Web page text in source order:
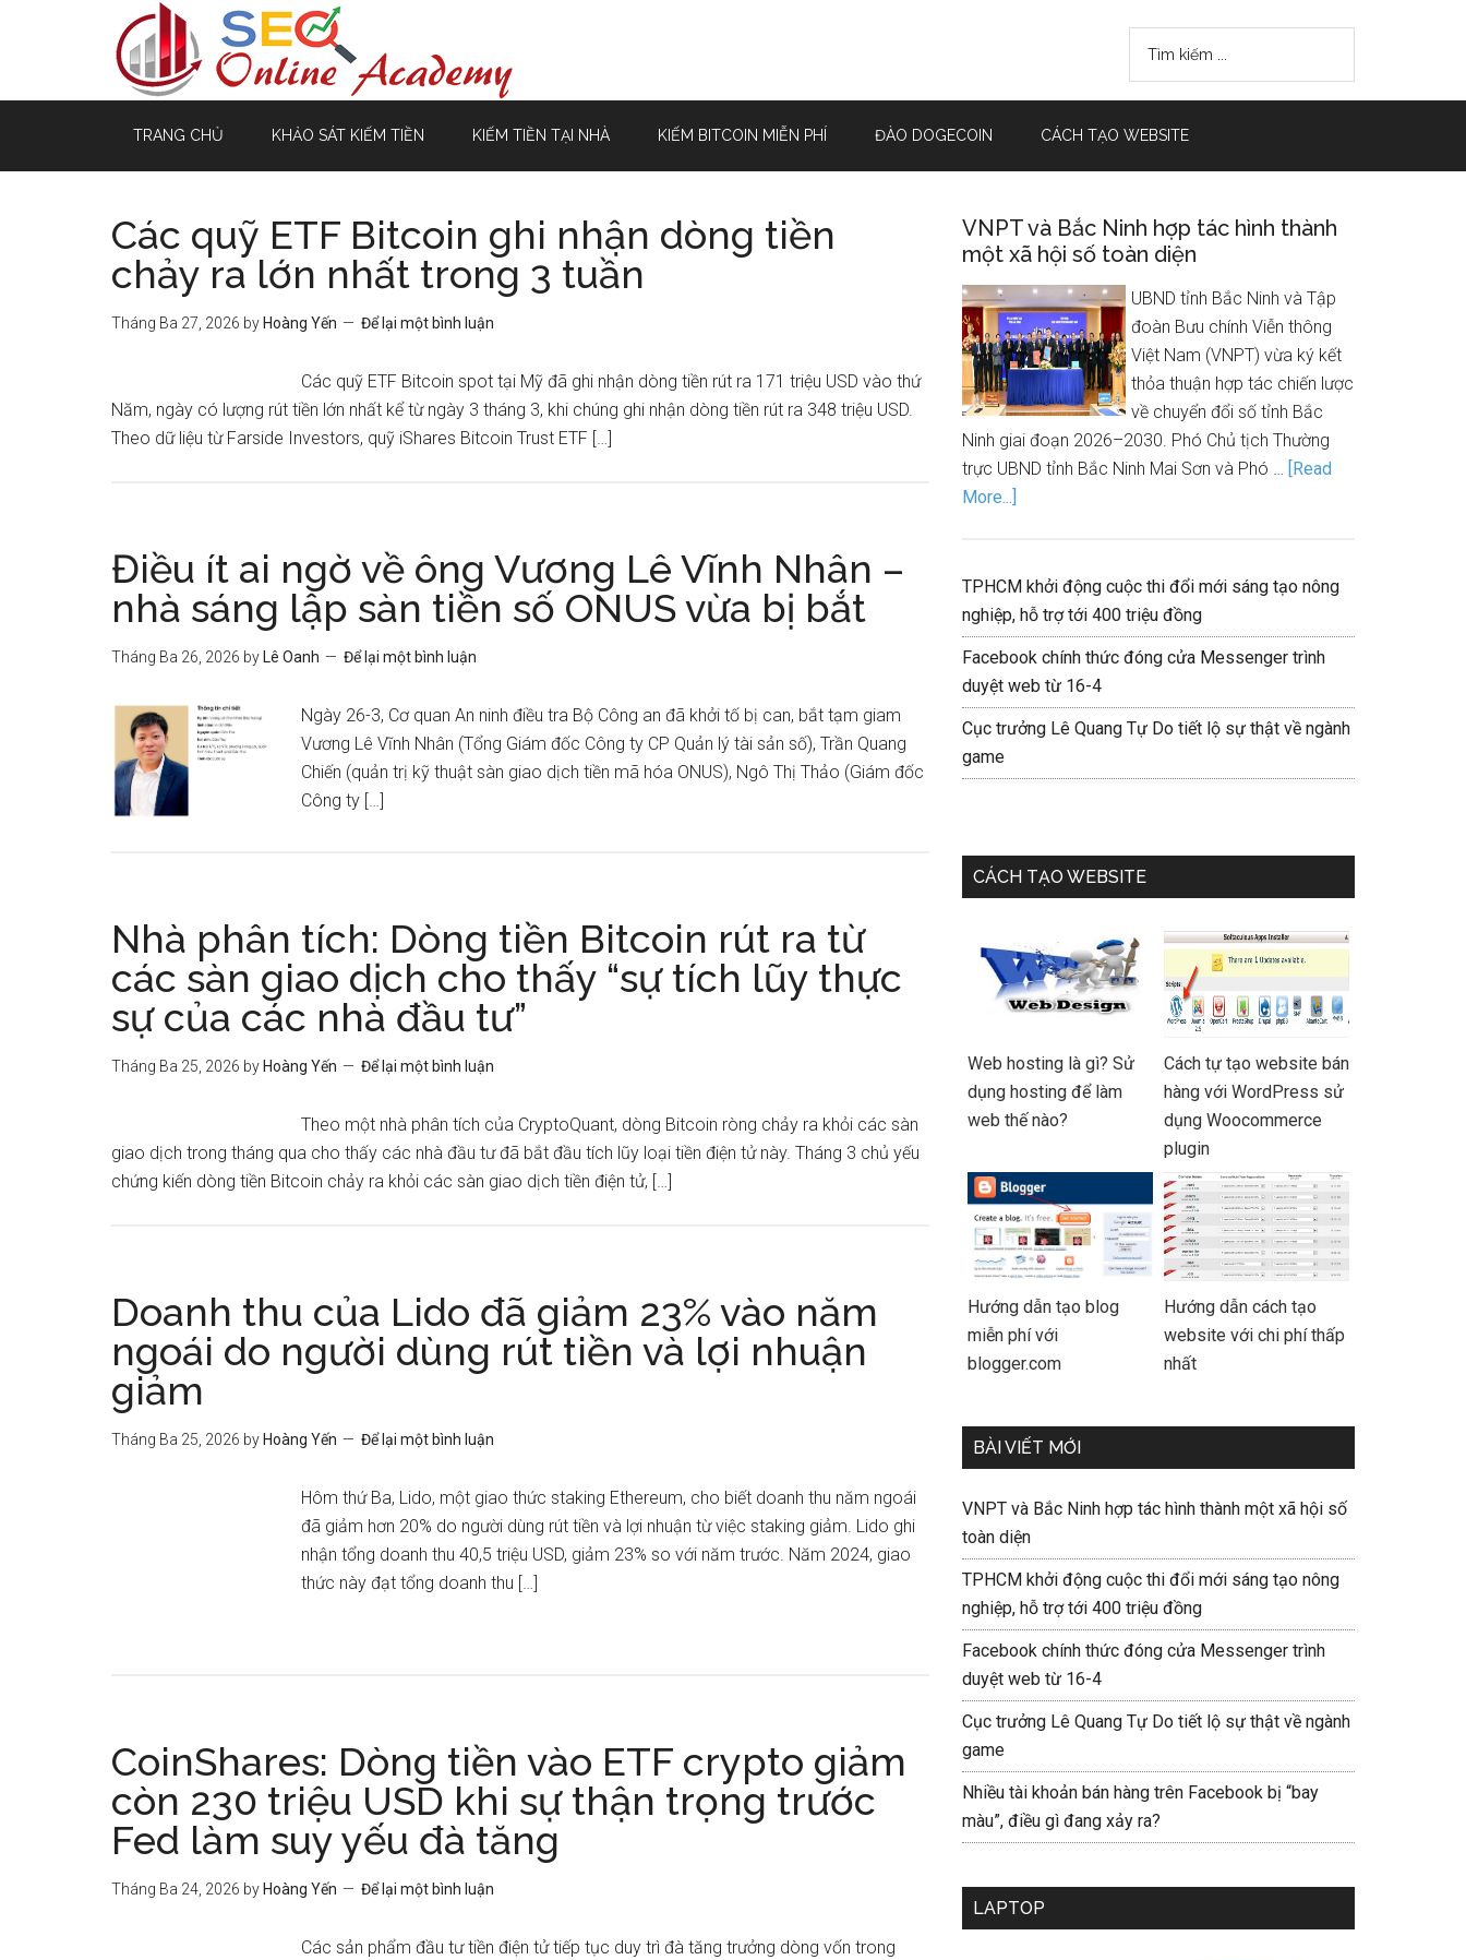
TRANG CHỦ KHẢO SÁT KIẾM TIỀN KIẾM TIỀN TẠI NHÀ KIẾM BITCOIN MIỄN PHÍ ĐÀO DOGECOIN CÁCH TẠO WEBSITE
Các quỹ ETF Bitcoin ghi nhận dòng tiền
chảy ra lớn nhất trong 3 tuần
Tháng Ba 27, 2026 by Hoàng Yến Để lại một bình luận
Các quỹ ETF Bitcoin spot tại Mỹ đã ghi nhận dòng tiền rút ra 171 triệu USD vào thứ
Năm, ngày có lượng rút tiền lớn nhất kể từ ngày 3 tháng 3, khi chúng ghi nhận dòng tiền rút ra 348 triệu USD.
Theo dữ liệu từ Farside Investors, quỹ iShares Bitcoin Trust ETF […]
Điều ít ai ngờ về ông Vương Lê Vĩnh Nhân –
nhà sáng lập sàn tiền số ONUS vừa bị bắt
Tháng Ba 26, 2026 by Lê Oanh Để lại một bình luận
Ngày 26-3, Cơ quan An ninh điều tra Bộ Công an đã khởi tố bị can, bắt tạm giam
Vương Lê Vĩnh Nhân (Tổng Giám đốc Công ty CP Quản lý tài sản số), Trần Quang
Chiến (quản trị kỹ thuật sàn giao dịch tiền mã hóa ONUS), Ngô Thị Thảo (Giám đốc
Công ty […]
Nhà phân tích: Dòng tiền Bitcoin rút ra từ
các sàn giao dịch cho thấy “sự tích lũy thực
sự của các nhà đầu tư”
Tháng Ba 25, 2026 by Hoàng Yến Để lại một bình luận
Theo một nhà phân tích của CryptoQuant, dòng Bitcoin ròng chảy ra khỏi các sàn
giao dịch trong tháng qua cho thấy các nhà đầu tư đã bắt đầu tích lũy loại tiền điện tử này. Tháng 3 chủ yếu
chứng kiến ​​dòng tiền Bitcoin chảy ra khỏi các sàn giao dịch tiền điện tử, […]
Doanh thu của Lido đã giảm 23% vào năm
ngoái do người dùng rút tiền và lợi nhuận
giảm
Tháng Ba 25, 2026 by Hoàng Yến Để lại một bình luận
Hôm thứ Ba, Lido, một giao thức staking Ethereum, cho biết doanh thu năm ngoái
đã giảm hơn 20% do người dùng rút tiền và lợi nhuận từ việc staking giảm. Lido ghi
nhận tổng doanh thu 40,5 triệu USD, giảm 23% so với năm trước. Năm 2024, giao
thức này đạt tổng doanh thu […]
CoinShares: Dòng tiền vào ETF crypto giảm
còn 230 triệu USD khi sự thận trọng trước
Fed làm suy yếu đà tăng
Tháng Ba 24, 2026 by Hoàng Yến Để lại một bình luận
Các sản phẩm đầu tư tiền điện tử tiếp tục duy trì đà tăng trưởng dòng vốn trong
VNPT và Bắc Ninh hợp tác hình thành
một xã hội số toàn diện
UBND tỉnh Bắc Ninh và Tập
đoàn Bưu chính Viễn thông
Việt Nam (VNPT) vừa ký kết
thỏa thuận hợp tác chiến lược
về chuyển đổi số tỉnh Bắc
Ninh giai đoạn 2026–2030. Phó Chủ tịch Thường
trực UBND tỉnh Bắc Ninh Mai Sơn và Phó … [Read
More...]
TPHCM khởi động cuộc thi đổi mới sáng tạo nông
nghiệp, hỗ trợ tới 400 triệu đồng
Facebook chính thức đóng cửa Messenger trình
duyệt web từ 16-4
Cục trưởng Lê Quang Tự Do tiết lộ sự thật về ngành
game
CÁCH TẠO WEBSITE
Web hosting là gì? Sử
dụng hosting để làm
web thế nào?
Cách tự tạo website bán
hàng với WordPress sử
dụng Woocommerce
plugin
Hướng dẫn tạo blog
miễn phí với
blogger.com
Hướng dẫn cách tạo
website với chi phí thấp
nhất
BÀI VIẾT MỚI
VNPT và Bắc Ninh hợp tác hình thành một xã hội số
toàn diện
TPHCM khởi động cuộc thi đổi mới sáng tạo nông
nghiệp, hỗ trợ tới 400 triệu đồng
Facebook chính thức đóng cửa Messenger trình
duyệt web từ 16-4
Cục trưởng Lê Quang Tự Do tiết lộ sự thật về ngành
game
Nhiều tài khoản bán hàng trên Facebook bị “bay
màu”, điều gì đang xảy ra?
LAPTOP